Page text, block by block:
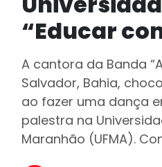
“Educar
A cantora da Banda
Salvador, Bahia,
ao fazer uma dança
palestra na
Maranhão (UFMA).